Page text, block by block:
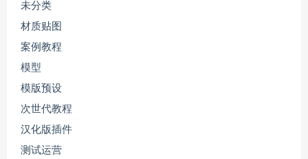
未分类
材质贴图
案例教程
模型
模版预设
次世代教程
汉化版插件
测试运营